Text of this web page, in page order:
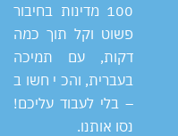
100 מדינות בחיבור
פשוט וקל תוך כמה
דקות, עם תמיכה
בעברית, והכי חשוב
– בלי לעבוד עליכם!
נסו אותנו.